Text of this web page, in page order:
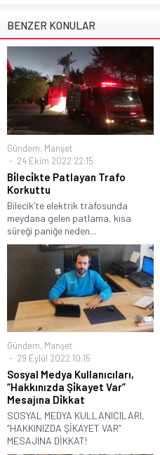
BENZER KONULAR
Gündem, Manşet
24 Ekim 2022 22:15
Bi̇leci̇kte Patlayan Trafo
Korkuttu
Bilecik’te elektrik trafosunda
meydana gelen patlama, kısa
süreği paniğe neden...
Gündem, Manşet
29 Eylül 2022 10:15
Sosyal Medya Kullanıcıları,
“Hakkınızda Şi̇kayet Var”
Mesajına Di̇kkat
SOSYAL MEDYA KULLANICILARI,
“HAKKINIZDA ŞİKAYET VAR”
MESAJINA DİKKAT!